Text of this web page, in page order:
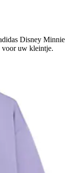
Disney Minnie
voor uw kleintje.